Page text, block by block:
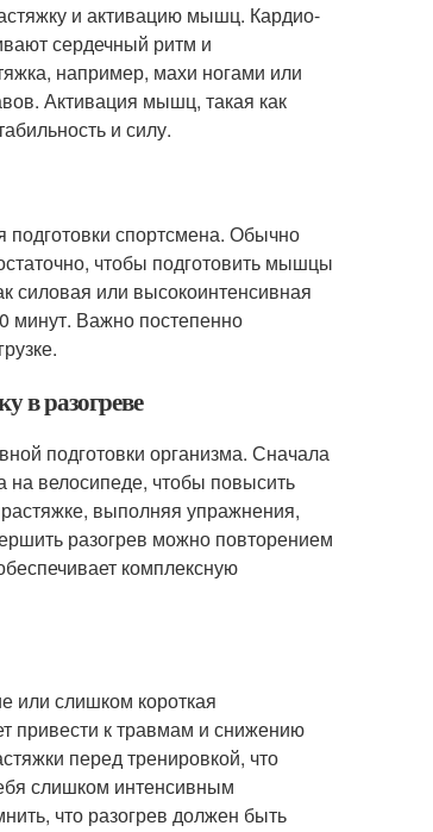
и активацию мышц. Кардио-
сердечный ритм и
например, махи ногами или
Активация мышц, такая как
и силу.
подготовки спортсмена. Обычно
чтобы подготовить мышцы
силовая или высокоинтенсивная
минут. Важно постепенно
в разогреве
подготовки организма. Сначала
на велосипеде, чтобы повысить
выполняя упражнения,
разогрев можно повторением
комплексную
или слишком короткая
привести к травмам и снижению
перед тренировкой, что
слишком интенсивным
что разогрев должен быть